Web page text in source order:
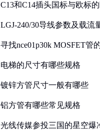
C13和C14插头国标与欧标
LGJ-240/30导线参数及载流
寻找nce01p30k MOSFET管
电梯的尺寸有哪些规格
镀锌方管尺寸一般有哪些
铝方管有哪些常见规格
光线传媒参投三国的星空爆